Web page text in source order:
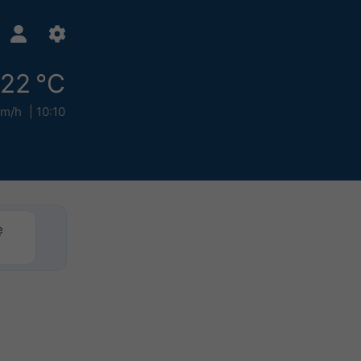
22 °C
h 10:10